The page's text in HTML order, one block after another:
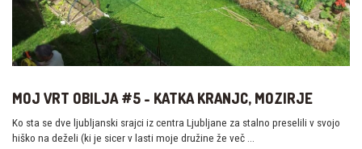
MOJ VRT OBILJA #5 - KATKA KRANJC, MOZIRJE
Ko sta se dve ljubljanski srajci iz centra Ljubljane za stalno preselili v svojo
hiško na deželi (ki je sicer v lasti moje družine že več …